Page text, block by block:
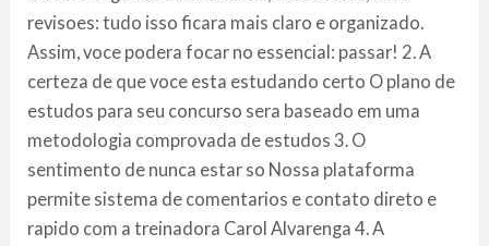
revisoes: tudo isso ficara mais claro e organizado.
Assim, voce podera focar no essencial: passar! 2. A
certeza de que voce esta estudando certo O plano de
estudos para seu concurso sera baseado em uma
metodologia comprovada de estudos 3. O
sentimento de nunca estar so Nossa plataforma
permite sistema de comentarios e contato direto e
rapido com a treinadora Carol Alvarenga 4. A